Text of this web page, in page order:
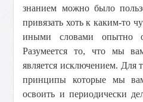
знанием можно было
привязать хоть к каким-то
иными словами опытно
Разумеется то, что мы
является исключением. Для
принципы которые мы
освоить и периодически